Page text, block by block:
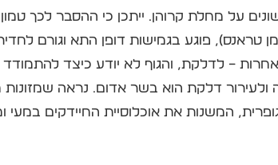
על מחלת קרוהן. ייתכן כי ההסבר לכך
טראנס), פוגע בגמישות דופן התא וגורם
– לדלקת, והגוף לא יודע כיצד להתמודד
דלקת הוא בשר אדום. נראה שמזונות
המשנות את אוכלוסיית החיידקים במעי